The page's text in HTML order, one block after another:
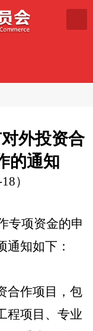
外投资合
的通知
）
项资金的申
通知如下：
作项目，包
程项目、专业